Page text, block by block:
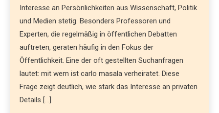
Interesse an Persönlichkeiten aus Wissenschaft, Politik
und Medien stetig. Besonders Professoren und
Experten, die regelmäßig in öffentlichen Debatten
auftreten, geraten häufig in den Fokus der
Öffentlichkeit. Eine der oft gestellten Suchanfragen
lautet: mit wem ist carlo masala verheiratet. Diese
Frage zeigt deutlich, wie stark das Interesse an privaten
Details […]